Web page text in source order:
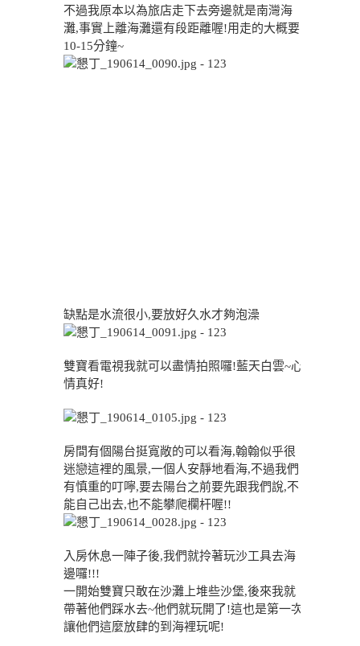
不過我原本以為旅店走下去旁邊就是南灣海
灘,事實上離海灘還有段距離喔!用走的大概要
10-15分鐘~
缺點是水流很小,要放好久水才夠泡澡
雙寶看電視我就可以盡情拍照囉!藍天白雲~心
情真好!
房間有個陽台挺寬敞的可以看海,翰翰似乎很
迷戀這裡的風景,一個人安靜地看海,不過我們
有慎重的叮嚀,要去陽台之前要先跟我們說,不
能自己出去,也不能攀爬欄杆喔!!
入房休息一陣子後,我們就拎著玩沙工具去海
邊囉!!!
一開始雙寶只敢在沙灘上堆些沙堡,後來我就
帶著他們踩水去~他們就玩開了!這也是第一次
讓他們這麼放肆的到海裡玩呢!